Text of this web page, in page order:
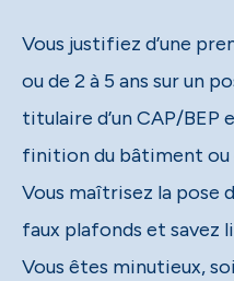
Vous justifiez d’une
ou de 2 à 5 ans sur un
titulaire d’un CAP/BEP
finition du bâtiment ou
Vous maîtrisez la pose
faux plafonds et savez
Vous êtes minutieux,